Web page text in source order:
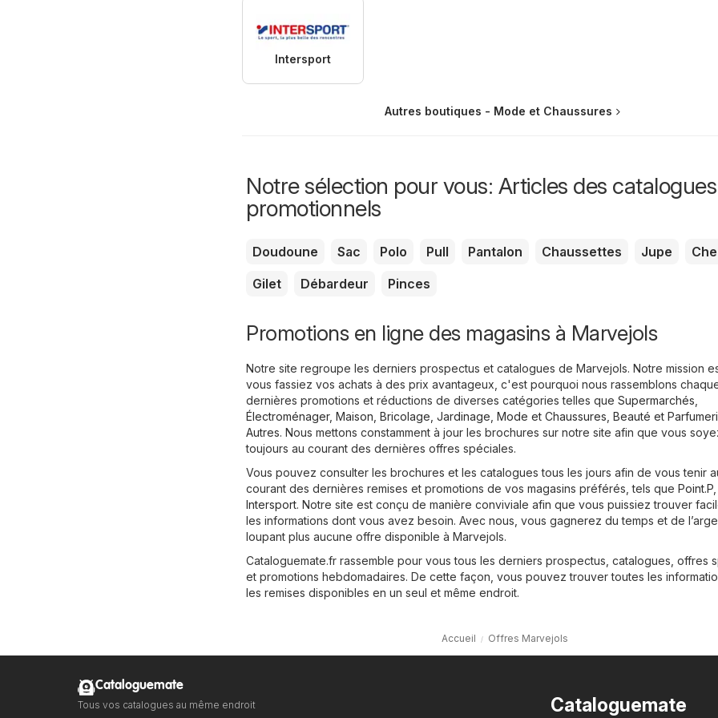
Intersport
Autres boutiques - Mode et Chaussures
Notre sélection pour vous: Articles des catalogues
promotionnels
Doudoune Sac Polo Pull Pantalon Chaussettes Jupe
Gilet
Débardeur Pinces
Promotions en ligne des magasins à Marvejols
Notre site regroupe les derniers prospectus et catalogues de Marvejols. Notre mission
vous fassiez vos achats à des prix avantageux, c'est pourquoi nous rassemblons
dernières promotions et réductions de diverses catégories telles que Supermarchés,
Électroménager, Maison, Bricolage, Jardinage, Mode et Chaussures, Beauté et
Autres. Nous mettons constamment à jour les brochures sur notre site afin que vous
toujours au courant des dernières offres spéciales.
Vous pouvez consulter les brochures et les catalogues tous les jours afin de vous tenir
courant des dernières remises et promotions de vos magasins préférés, tels que Point.P,
Intersport. Notre site est conçu de manière conviviale afin que vous puissiez trouver
les informations dont vous avez besoin. Avec nous, vous gagnerez du temps et de
loupant plus aucune offre disponible à Marvejols.
Cataloguemate.fr rassemble pour vous tous les derniers prospectus, catalogues, offres
et promotions hebdomadaires. De cette façon, vous pouvez trouver toutes les
les remises disponibles en un seul et même endroit.
Accueil Offres Marvejols
Cataloguemate
Cataloguemate
Tous vos catalogues au même endroit